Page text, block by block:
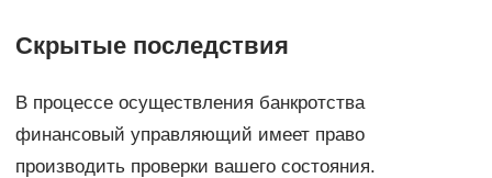
Скрытые последствия
В процессе осуществления банкротства
финансовый управляющий имеет право
производить проверки вашего состояния.